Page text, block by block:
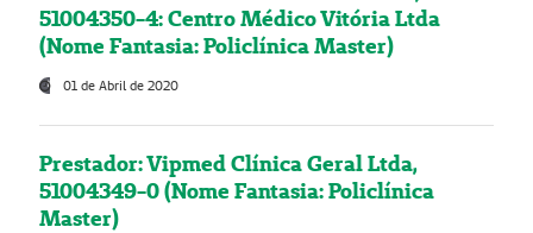
51004350-4: Centro Médico Vitória Ltda
(Nome Fantasia: Policlínica Master)
01 de Abril de 2020
Prestador: Vipmed Clínica Geral Ltda,
51004349-0 (Nome Fantasia: Policlínica
Master)